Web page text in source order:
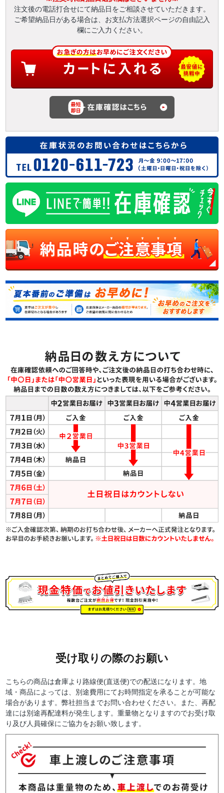
注文後の電話打合せにて納品日をご相談させていただきます。
ご希望納品日がある場合は、お支払方法選択ページの自由記入
欄にご入力ください。
受け取りの際のお願い
こちらの商品は倉庫より路線便(直送便)での配送になります。地
域・商品によっては、別途費用にてお時間指定を承ることが可能な
場合があります。弊社担当までお問い合わせください。また、再配
達には別途再配達料が発生します。重量物となりますのでお受け取
り及び人員確保にご協力をお願い致します。